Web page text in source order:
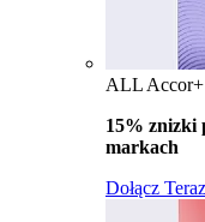
ALL Accor+
15% znizki
markach
Dołącz Teraz